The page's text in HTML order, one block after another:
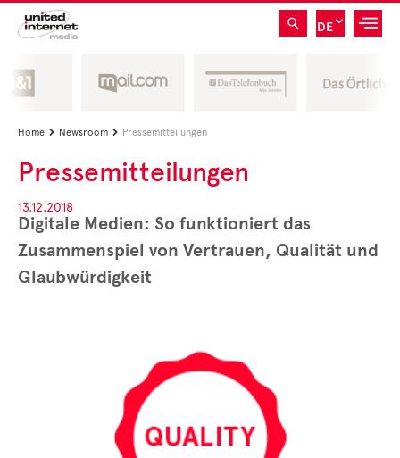
DE
Home  Newsroom  Pressemitteilungen
Pressemitteilungen
13.12.2018
Digitale Medien: So funktioniert das
Zusammenspiel von Vertrauen, Qualität und
Glaubwürdigkeit